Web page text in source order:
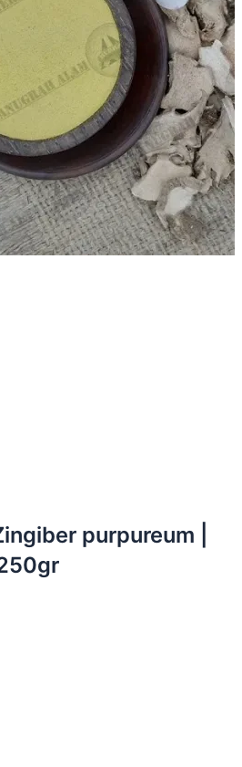
purpureum |